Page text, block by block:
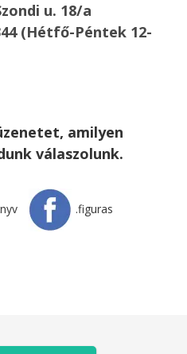
u. 18/a
(Hétfő-Péntek 12-
amilyen
válaszolunk.
.figuras